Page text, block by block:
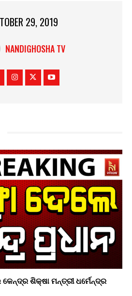
29, 2019
NANDIGHOSHA TV
ଶିକ୍ଷା ମନ୍ତ୍ରୀ ଧର୍ମେନ୍ଦ୍ର